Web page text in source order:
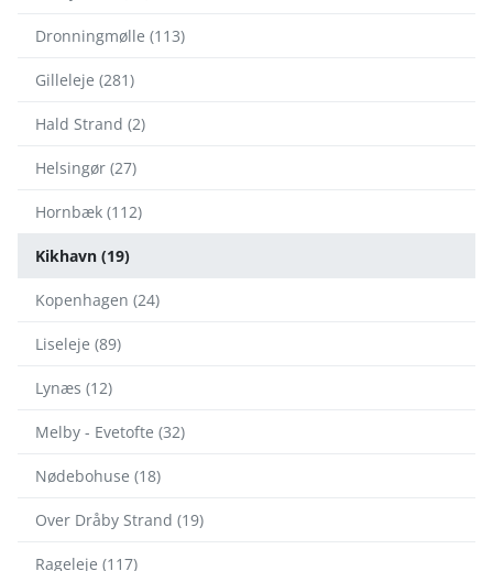
Dronningmølle (113)
Gilleleje (281)
Hald Strand (2)
Helsingør (27)
Hornbæk (112)
Kikhavn (19)
Kopenhagen (24)
Liseleje (89)
Lynæs (12)
Melby - Evetofte (32)
Nødebohuse (18)
Over Dråby Strand (19)
Rageleje (117)